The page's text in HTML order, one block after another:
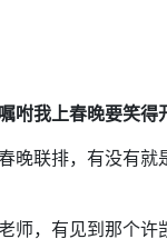
咐我上春晚要笑得
晚联排，有没有就
师，有见到那个许